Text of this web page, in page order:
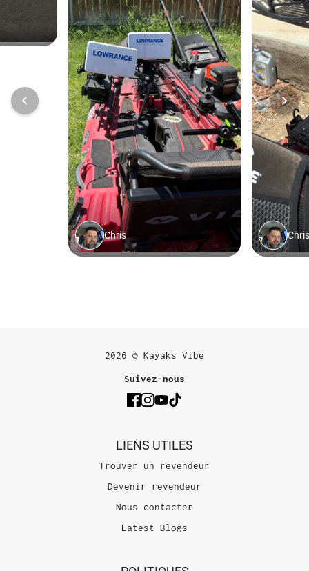
2026 © Kayaks Vibe
Suivez-nous
LIENS UTILES
Trouver un revendeur
Devenir revendeur
Nous contacter
Latest Blogs